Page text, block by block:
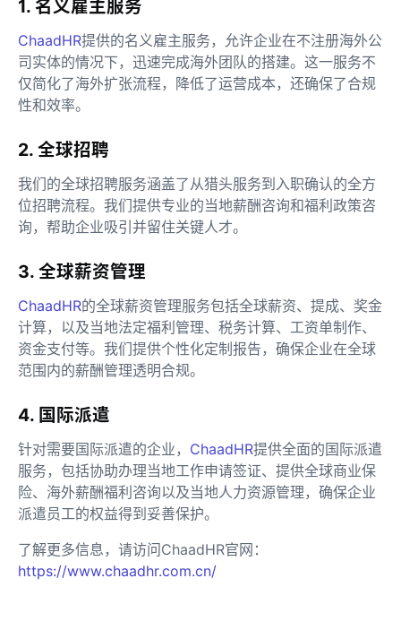
1. 名义雇主服务
ChaadHR提供的名义雇主服务，允许企业在不注册海外公
司实体的情况下，迅速完成海外团队的搭建。这一服务不
仅简化了海外扩张流程，降低了运营成本，还确保了合规
性和效率。
2. 全球招聘
我们的全球招聘服务涵盖了从猎头服务到入职确认的全方
位招聘流程。我们提供专业的当地薪酬咨询和福利政策咨
询，帮助企业吸引并留住关键人才。
3. 全球薪资管理
ChaadHR的全球薪资管理服务包括全球薪资、提成、奖金
计算，以及当地法定福利管理、税务计算、工资单制作、
资金支付等。我们提供个性化定制报告，确保企业在全球
范围内的薪酬管理透明合规。
4. 国际派遣
针对需要国际派遣的企业， ChaadHR提供全面的国际派遣
服务，包括协助办理当地工作申请签证、提供全球商业保
险、海外薪酬福利咨询以及当地人力资源管理，确保企业
派遣员工的权益得到妥善保护。
了解更多信息，请访问ChaadHR官网：
https://www.chaadhr.com.cn/